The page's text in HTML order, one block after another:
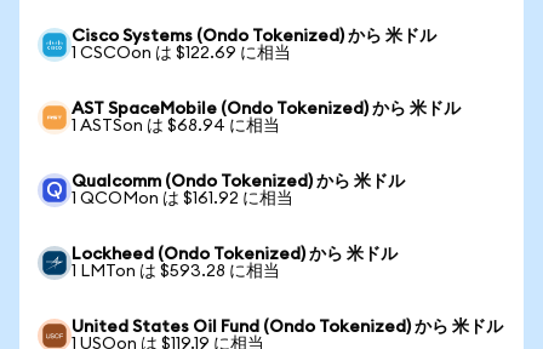
Cisco Systems (Ondo Tokenized) から 米ドル
1 CSCOon は $122.69 に相当
AST SpaceMobile (Ondo Tokenized) から 米ドル
1 ASTSon は $68.94 に相当
Qualcomm (Ondo Tokenized) から 米ドル
1 QCOMon は $161.92 に相当
Lockheed (Ondo Tokenized) から 米ドル
1 LMTon は $593.28 に相当
United States Oil Fund (Ondo Tokenized) から 米ドル
1 USOon は $119.19 に相当